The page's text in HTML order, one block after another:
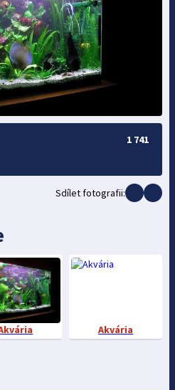
1 741
Sdílet fotografii:
Akvária